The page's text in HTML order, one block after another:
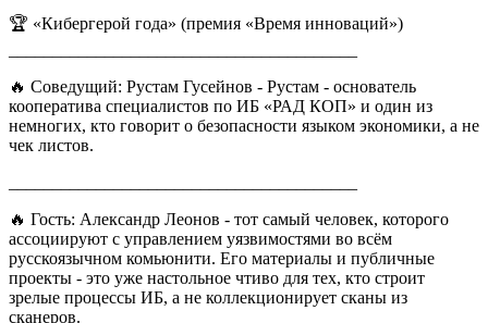
🏆 «Кибергерой года» (премия «Время инноваций»)
🔥 Соведущий: Рустам Гусейнов - Рустам - основатель
кооператива специалистов по ИБ «РАД КОП» и один из
немногих, кто говорит о безопасности языком экономики, а не
чек листов.
🔥 Гость: Александр Леонов - тот самый человек, которого
ассоциируют с управлением уязвимостями во всём
русскоязычном комьюнити. Его материалы и публичные
проекты - это уже настольное чтиво для тех, кто строит
зрелые процессы ИБ, а не коллекционирует сканы из
сканеров.